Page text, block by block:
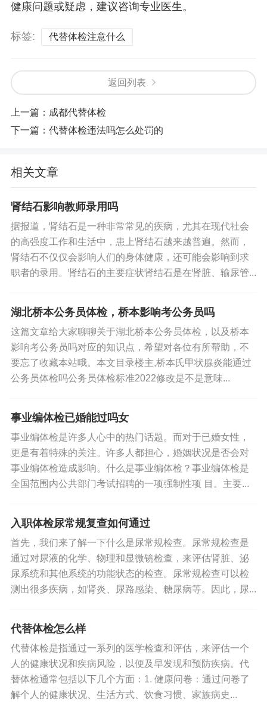
健康问题或疑虑，建议咨询专业医生。
标签: 代替体检注意什么
返回列表
上一篇： 成都代替体检
下一篇： 代替体检违法吗怎么处罚的
相关文章
肾结石影响教师录用吗
据报道，肾结石是一种非常常见的疾病，尤其在现代社会
的高强度工作和生活中，患上肾结石越来越普遍。然而，
肾结石不仅仅会影响人们的身体健康，还可能会影响到求
职者的录用。肾结石的主要症状肾结石是在肾脏、输尿管...
湖北桥本公务员体检，桥本影响考公务员吗
这篇文章给大家聊聊关于湖北桥本公务员体检，以及桥本
影响考公务员吗对应的知识点，希望对各位有所帮助，不
要忘了收藏本站哦。本文目录楼主,桥本氏甲状腺炎能通过
公务员体检吗公务员体检标准2022修改是不是意味...
事业编体检已婚能过吗女
事业编体检是许多人心中的热门话题。而对于已婚女性，
更是有着特殊的关注。许多人都担心，婚姻状况是否会对
事业编体检造成影响。什么是事业编体检？事业编体检是
全国范围内公共部门考试招聘的一项强制性项 目。主要...
入职体检尿常规复查如何通过
首先，我们来了解一下什么是尿常规检查。尿常规检查是
通过对尿液的化学、物理和显微镜检查，来评估肾脏、泌
尿系统和其他系统的功能状态的检查。尿常规检查可以检
测出很多疾病，如肾炎、尿路感染、糖尿病等。因此，尿...
代替体检怎么样
代替体检是指通过一系列的医学检查和评估，来评估一个
人的健康状况和疾病风险，以便及早发现和预防疾病。代
替体检通常包括以下几个方面：1. 健康问卷：通过问卷了
解个人的健康状况、生活方式、饮食习惯、家族病史...